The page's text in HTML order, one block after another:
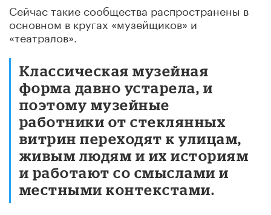
Сейчас такие сообщества распространены в
основном в кругах «музейщиков» и
«театралов».
Классическая музейная
форма давно устарела, и
поэтому музейные
работники от стеклянных
витрин переходят к улицам,
живым людям и их историям
и работают со смыслами и
местными контекстами.